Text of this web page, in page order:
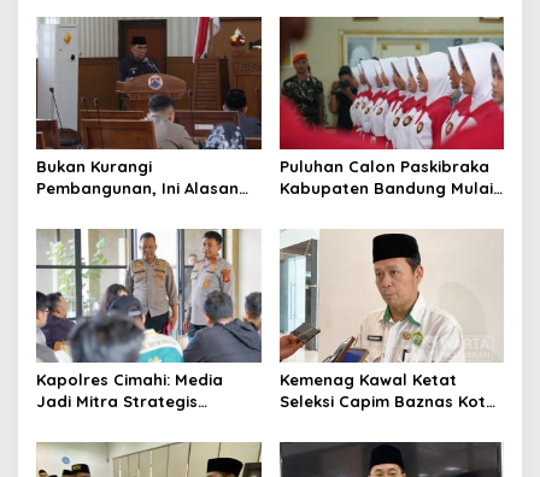
Pemerintah
Alternatif di Padalarang
Bukan Kurangi
Pembangunan, Ini Alasan
Pengurangan Belanja
Daerah
Puluhan Calon Paskibraka
Kabupaten Bandung Mulai
Kapolres Cimahi: Media
Jadi Mitra Strategis
Publik
Kemenag Kawal Ketat
Seleksi Capim Baznas Kota
Komisioner Baznas
Berintegritas